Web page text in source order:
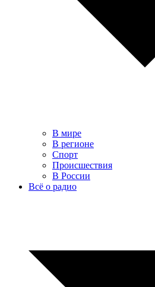
В мире
В регионе
Спорт
Происшествия
В России
Всё о радио